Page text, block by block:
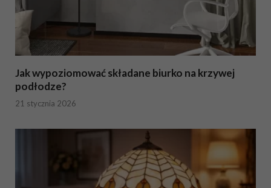
Jak wypoziomować składane biurko na krzywej
podłodze?
21 stycznia 2026